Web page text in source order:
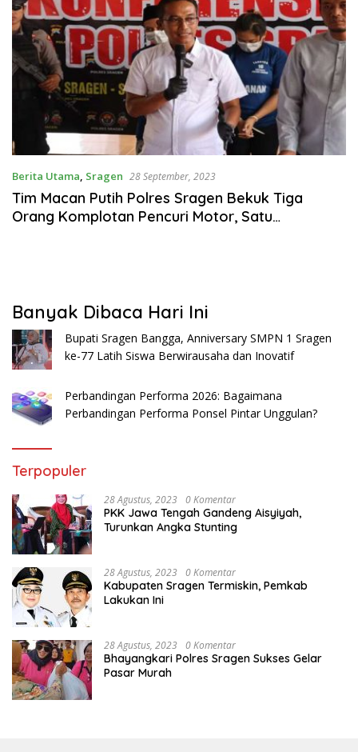
Berita Utama, Sragen 28 September, 2023
Tim Macan Putih Polres Sragen Bekuk Tiga
Orang Komplotan Pencuri Motor, Satu
Banyak Dibaca Hari Ini
Bupati Sragen Bangga, Anniversary SMPN 1 Sragen
ke-77 Latih Siswa Berwirausaha dan Inovatif
Perbandingan Performa 2026: Bagaimana
Perbandingan Performa Ponsel Pintar Unggulan?
Terpopuler
28 Agustus, 2023 0 Komentar
PKK Jawa Tengah Gandeng Aisyiyah,
Turunkan Angka Stunting
28 Agustus, 2023 0 Komentar
Kabupaten Sragen Termiskin, Pemkab
Lakukan Ini
28 Agustus, 2023 0 Komentar
Bhayangkari Polres Sragen Sukses Gelar
Pasar Murah